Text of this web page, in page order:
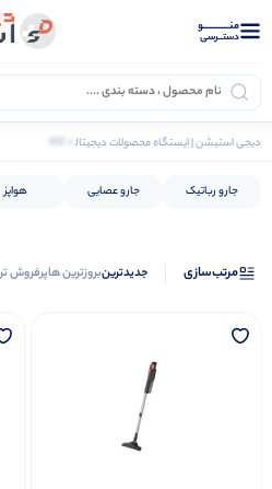
منــــــــــــو
دستــرسی
دیجی استیشن | ایستگاه محصولات دیجیتال لوازم خانگی
جارو رباتیک جارو عصایی هواپز
مرتب‌سازی جدیدترینبروزترین هاپرفروش